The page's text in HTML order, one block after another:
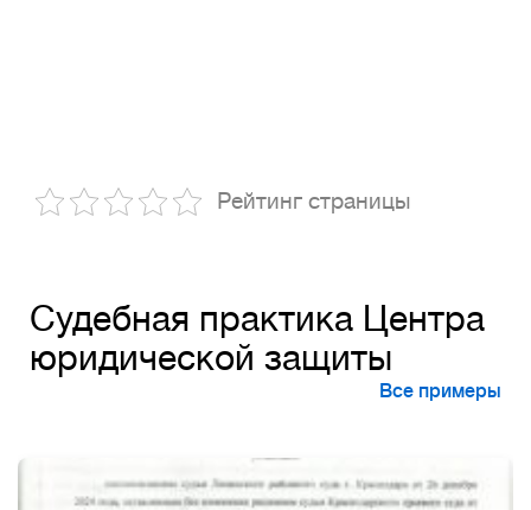
Рейтинг страницы
Судебная практика Центра
юридической защиты
Все примеры